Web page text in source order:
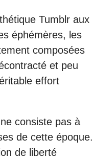
Tumblr aux
éphémères, les
composées
et peu
effort
consiste pas à
de cette époque.
de liberté